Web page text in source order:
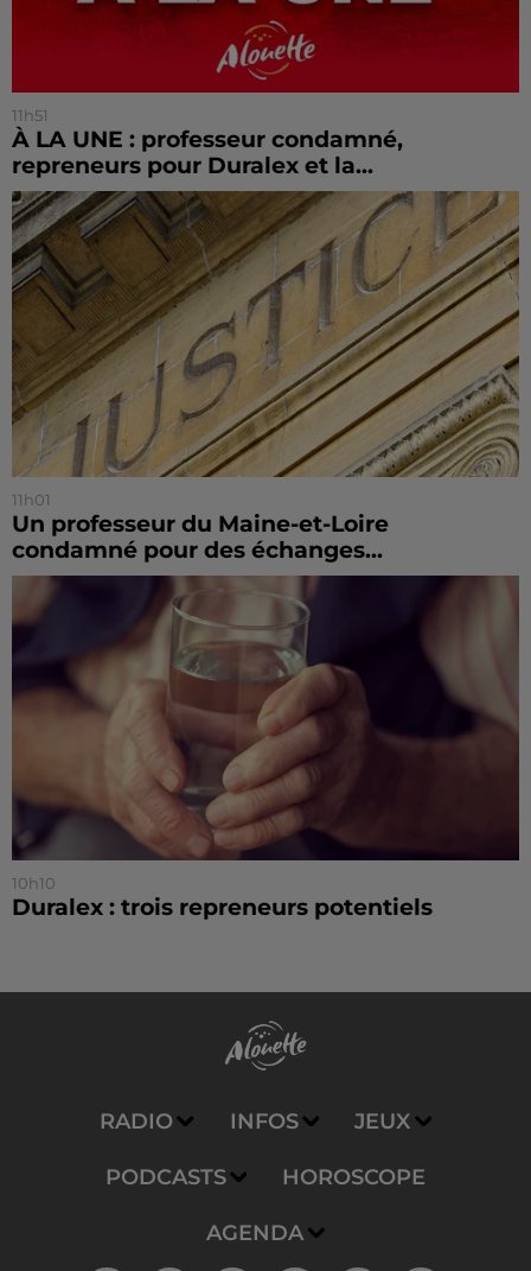
11h51
À LA UNE : professeur condamné,
repreneurs pour Duralex et la...
11h01
Un professeur du Maine-et-Loire
condamné pour des échanges...
10h10
Duralex : trois repreneurs potentiels
RADIO INFOS JEUX
PODCASTS HOROSCOPE
AGENDA